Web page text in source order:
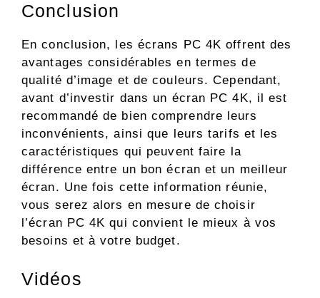
Conclusion
En conclusion, les écrans PC 4K offrent des
avantages considérables en termes de
qualité d’image et de couleurs. Cependant,
avant d’investir dans un écran PC 4K, il est
recommandé de bien comprendre leurs
inconvénients, ainsi que leurs tarifs et les
caractéristiques qui peuvent faire la
différence entre un bon écran et un meilleur
écran. Une fois cette information réunie,
vous serez alors en mesure de choisir
l’écran PC 4K qui convient le mieux à vos
besoins et à votre budget.
Vidéos